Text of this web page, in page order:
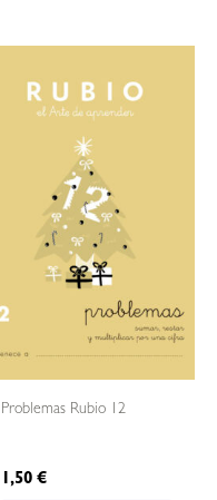
Problemas Rubio 12
1,50€